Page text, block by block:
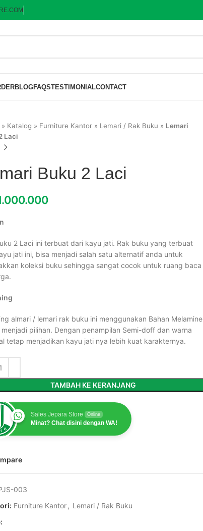
BLOGFAQSTESTIMONIALCONTACT
» Katalog » Furniture Kantor » Lemari / Rak Buku » Lemari
Laci
Buku 2 Laci
2 Laci ini terbuat dari kayu jati. Rak buku yang terbuat
jati ini, bisa menjadi salah satu alternatif anda untuk
koleksi buku sehingga sangat cocok untuk ruang baca
almari / lemari rak buku ini menggunakan Bahan Melamine
menjadi pilihan. Dengan penampilan Semi-doff dan warna
tetap menjadikan kayu jati nya lebih kuat karakternya.
TAMBAH KE KERANJANG
Sales Jepara Store Online
Minat? Chat disini dengan WA!
003
Furniture Kantor, Lemari / Rak Buku